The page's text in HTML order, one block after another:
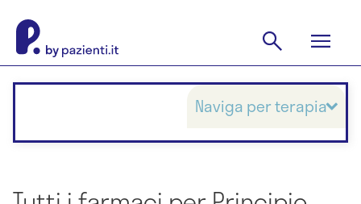
Naviga per terapia